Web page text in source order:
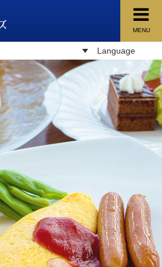
Language
MENU